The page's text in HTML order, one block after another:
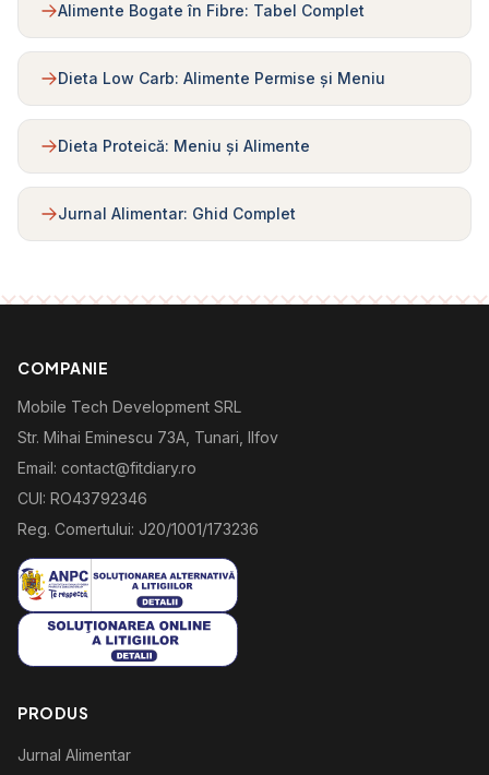
Alimente Bogate în Fibre: Tabel Complet
Dieta Low Carb: Alimente Permise și Meniu
Dieta Proteică: Meniu și Alimente
Jurnal Alimentar: Ghid Complet
COMPANIE
Mobile Tech Development SRL
Str. Mihai Eminescu 73A, Tunari, Ilfov
Email: contact@fitdiary.ro
CUI: RO43792346
Reg. Comertului: J20/1001/173236
PRODUS
Jurnal Alimentar